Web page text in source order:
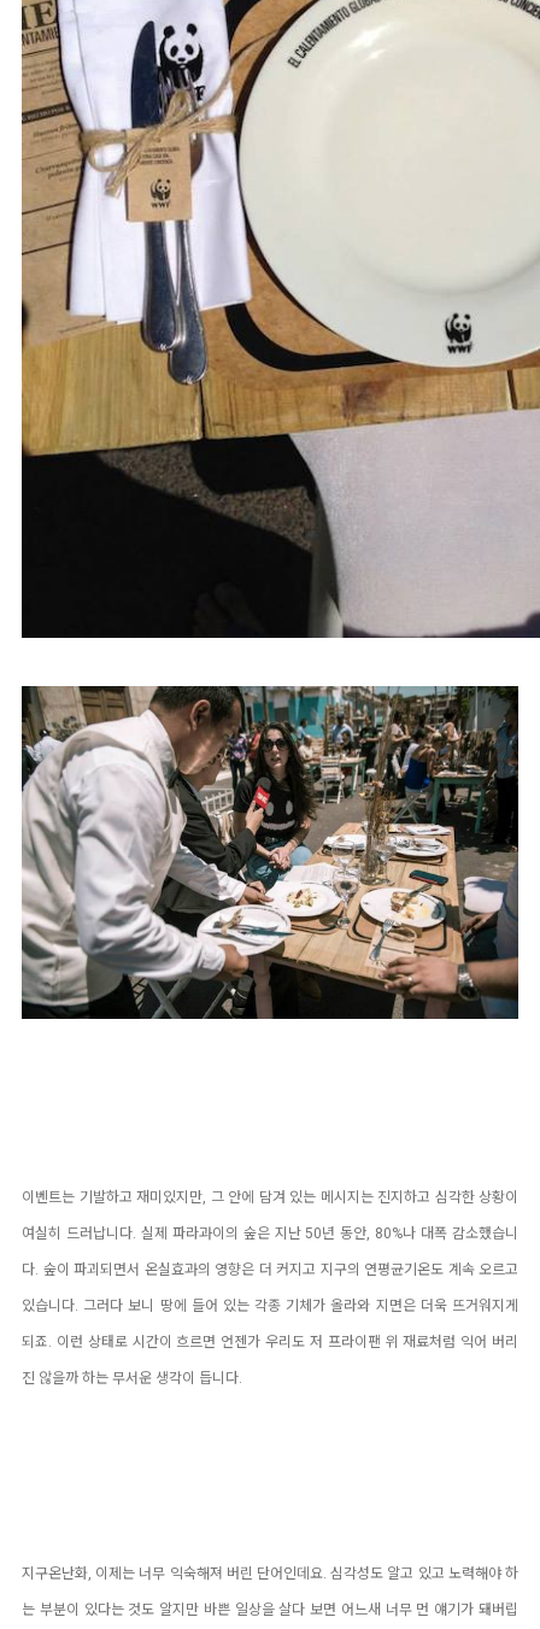
이벤트는 기발하고 재미있지만, 그 안에 담겨 있는 메시지는 진지하고 심각한 상황이
여실히 드러납니다. 실제 파라과이의 숲은 지난 50년 동안, 80%나 대폭 감소했습니
다. 숲이 파괴되면서 온실효과의 영향은 더 커지고 지구의 연평균기온도 계속 오르고
있습니다. 그러다 보니 땅에 들어 있는 각종 기체가 올라와 지면은 더욱 뜨거워지게
되죠. 이런 상태로 시간이 흐르면 언젠가 우리도 저 프라이팬 위 재료처럼 익어 버리
진 않을까 하는 무서운 생각이 듭니다.
지구온난화, 이제는 너무 익숙해져 버린 단어인데요. 심각성도 알고 있고 노력해야 하
는 부분이 있다는 것도 알지만 바쁜 일상을 살다 보면 어느새 너무 먼 얘기가 돼버립